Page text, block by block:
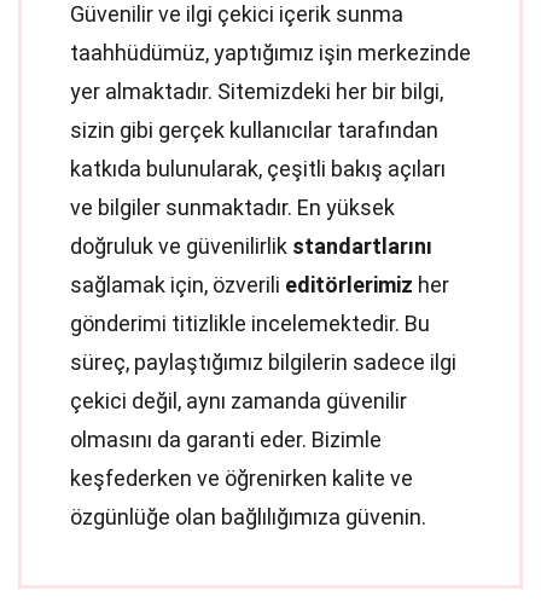
Güvenilir ve ilgi çekici içerik sunma
taahhüdümüz, yaptığımız işin merkezinde
yer almaktadır. Sitemizdeki her bir bilgi,
sizin gibi gerçek kullanıcılar tarafından
katkıda bulunularak, çeşitli bakış açıları
ve bilgiler sunmaktadır. En yüksek
doğruluk ve güvenilirlik standartlarını
sağlamak için, özverili editörlerimiz her
gönderimi titizlikle incelemektedir. Bu
süreç, paylaştığımız bilgilerin sadece ilgi
çekici değil, aynı zamanda güvenilir
olmasını da garanti eder. Bizimle
keşfederken ve öğrenirken kalite ve
özgünlüğe olan bağlılığımıza güvenin.